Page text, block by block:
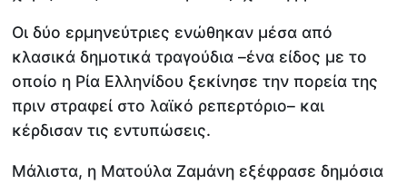
Οι δύο ερμηνεύτριες ενώθηκαν μέσα από
κλασικά δημοτικά τραγούδια –ένα είδος με το
οποίο η Ρία Ελληνίδου ξεκίνησε την πορεία της
πριν στραφεί στο λαϊκό ρεπερτόριο– και
κέρδισαν τις εντυπώσεις.
Μάλιστα, η Ματούλα Ζαμάνη εξέφρασε δημόσια